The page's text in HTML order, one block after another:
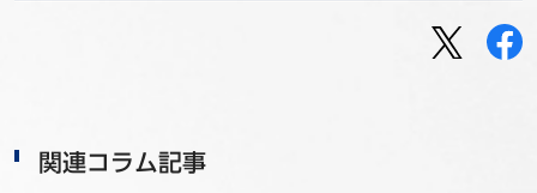
関連コラム記事